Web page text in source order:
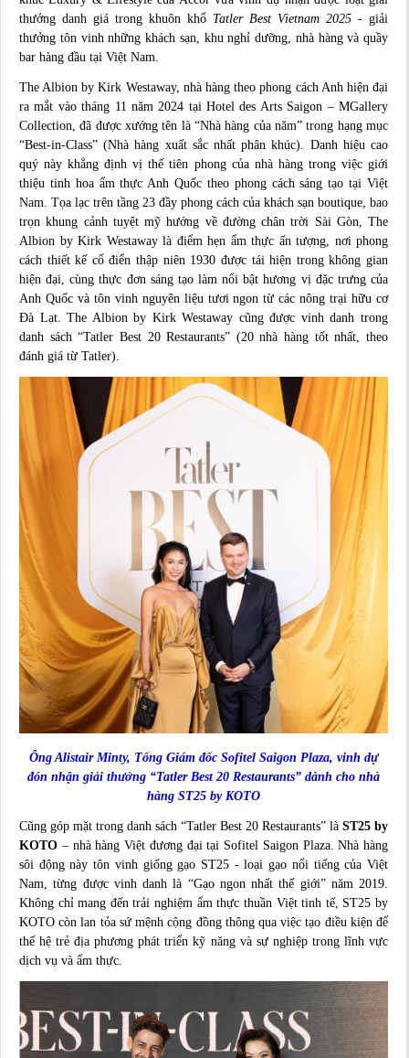
thưởng danh giá trong khuôn khổ Tatler Best Vietnam 2025 - giải
thưởng tôn vinh những khách sạn, khu nghỉ dưỡng, nhà hàng và quầy
bar hàng đầu tại Việt Nam.
The Albion by Kirk Westaway, nhà hàng theo phong cách Anh hiện đại
ra mắt vào tháng 11 năm 2024 tạiHotel des Arts Saigon – MGallery
Collection , đã được xướng tên là “Nhà hàng của năm” trong hạng mục
“Best-in-Class” (Nhà hàng xuất sắc nhất phân khúc). Danh hiệu cao
quý này khẳng định vị thế tiên phong của nhà hàng trong việc giới
thiệu tinh hoa ẩm thực Anh Quốc theo phong cách sáng tạo tại Việt
Nam. Tọa lạc trên tầng 23 đầy phong cách của khách sạn boutique, bao
trọn khung cảnh tuyệt mỹ hướng về đường chân trời Sài Gòn, The
Albion by Kirk Westaway là điểm hẹn ẩm thực ấn tượng, nơi phong
cách thiết kế cổ điển thập niên 1930 được tái hiện trong không gian
hiện đại, cùng thực đơn sáng tạo làm nổi bật hương vị đặc trưng của
Anh Quốc và tôn vinh nguyên liệu tươi ngon từ các nông trại hữu cơ
Đà Lạt. The Albion by Kirk Westaway cũng được vinh danh trong
danh sách “Tatler Best 20 Restaurants” (20 nhà hàng tốt nhất, theo
đánh giá từ Tatler).
Ông Alistair Minty, Tổng Giám đốc Sofitel Saigon Plaza, vinh dự
đón nhận giải thưởng “Tatler Best 20 Restaurants” dành cho nhà
hàng ST25 by KOTO
Cũng góp mặt trong danh sách “Tatler Best 20 Restaurants” là ST25 by
KOTO – nhà hàng Việt đương đại tại Sofitel Saigon Plaza. Nhà hàng
sôi động này tôn vinh giống gạo ST25 - loại gạo nổi tiếng của Việt
Nam, từng được vinh danh là “Gạo ngon nhất thế giới” năm 2019.
Không chỉ mang đến trải nghiệm ẩm thực thuần Việt tinh tế, ST25 by
KOTO còn lan tỏa sứ mệnh cộng đồng thông qua việc tạo điều kiện để
thế hệ trẻ địa phương phát triển kỹ năng và sự nghiệp trong lĩnh vực
dịch vụ và ẩm thực.